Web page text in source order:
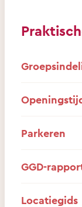
Parkeren
GGD-
Locatiegids